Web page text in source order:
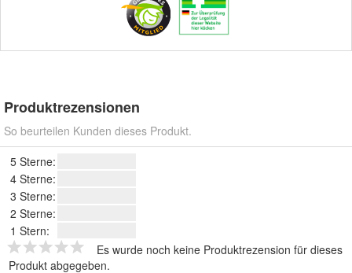
Produktrezensionen
So beurteilen Kunden dieses Produkt.
5 Sterne:
4 Sterne:
3 Sterne:
2 Sterne:
1 Stern:
Es wurde noch keine Produktrezension für dieses
Produkt abgegeben.